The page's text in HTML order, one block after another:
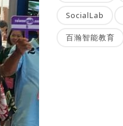
SocialLab
百瀚智能教育